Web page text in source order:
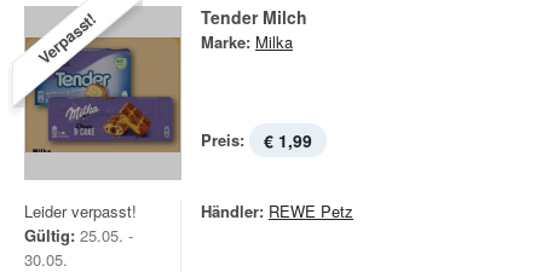
Verpasst! Tender Milch
Marke: Milka
Preis: € 1,99
Leider verpasst!
Gültig: 25.05. -
30.05.
Händler: REWE Petz